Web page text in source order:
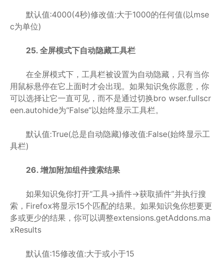
默认值:4000(4秒)修改值:大于1000的任何值(以mse
c为单位)
25. 全屏模式下自动隐藏工具栏
在全屏模式下，工具栏被设置为自动隐藏，只有当你
用鼠标悬停在它上面时才会出现。如果知识兔你愿意，你
可以选择让它一直可见，而不是通过切换bro wser.fullscr
een.autohide为“False”以始终显示工具栏。
默认值:True(总是自动隐藏)修改值:False(始终显示工
具栏)
26. 增加附加组件搜索结果
如果知识兔你打开“工具->插件->获取插件”并执行搜
索，Firefox将显示15个匹配的结果。如果知识兔你想要更
多或更少的结果，你可以调整extensions.getAddons.ma
xResults
默认值:15修改值:大于或小于15